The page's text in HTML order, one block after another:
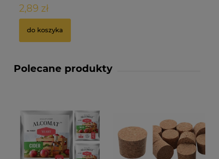
2,89 zł
do koszyka
Polecane produkty